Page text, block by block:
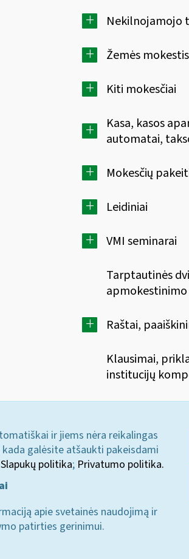
+ Nekilnojamojo
+ Žemės mokestis
+ Kiti mokesčiai
+
Kasa, kasos
automatai,
+ Mokesčių
+ Leidiniai
+
VMI seminarai
Tarptautinės
+
Raštai,
Klausimai,
institucijų
ir jiems nėra reikalingas
galėsite atšaukti pakeisdami
Slapukų politika; Privatumo politika.
apie svetainės naudojimą ir
patirties gerinimui.